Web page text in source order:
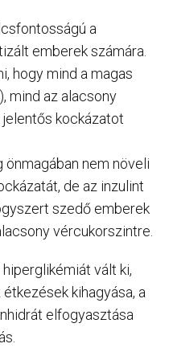
a
emberek számára.
hogy mind a magas
mind az alacsony
kockázatot
nem növeli
de az inzulint
szedő emberek
vércukorszintre.
vált ki,
kihagyása, a
elfogyasztása